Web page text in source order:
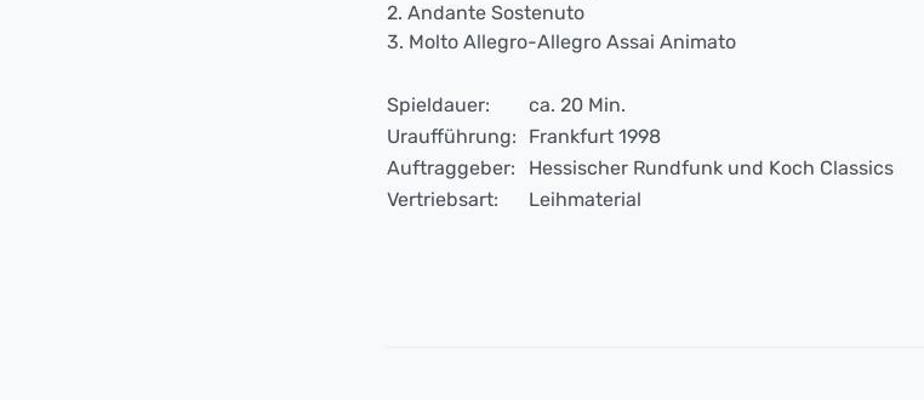
2. Andante Sostenuto
3. Molto Allegro-Allegro Assai Animato
Spieldauer:
ca. 20 Min.
Uraufführung:
Frankfurt 1998
Auftraggeber:
Hessischer Rundfunk und Koch Classics
Vertriebsart:
Leihmaterial